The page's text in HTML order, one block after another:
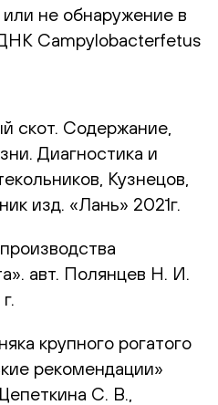
не обнаружение в
Campylobacterfetus
скот. Содержание,
Диагностика и
Кузнецов,
изд. «Лань» 2021г.
авт. Полянцев Н. И.
крупного рогатого
рекомендации»
С. В.,